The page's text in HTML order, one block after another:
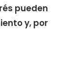
pueden
y, por